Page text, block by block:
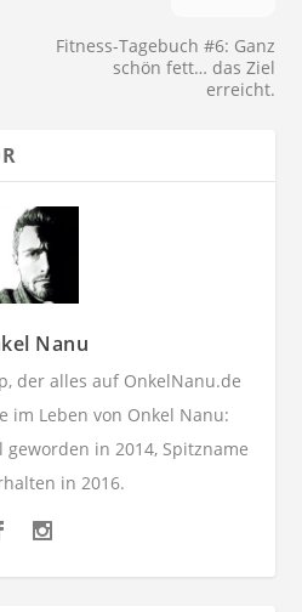
Fitness-Tagebuch #6: Ganz
schön fett… das Ziel
erreicht.
Nanu
der alles auf OnkelNanu.de
im Leben von Onkel Nanu:
geworden in 2014, Spitzname
in 2016.